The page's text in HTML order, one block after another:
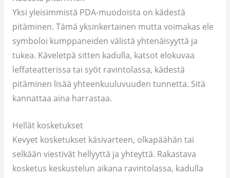
Yksi yleisimmistä PDA-muodoista on kädestä
pitäminen. Tämä yksinkertainen mutta voimakas ele
symboloi kumppaneiden välistä yhtenäisyyttä ja
tukea. Käveletpä sitten kadulla, katsot elokuvaa
leffateatterissa tai syöt ravintolassa, kädestä
pitäminen lisää yhteenkuuluvuuden tunnetta. Sitä
kannattaa aina harrastaa.
Hellät kosketukset
Kevyet kosketukset käsivarteen, olkapäähän tai
selkään viestivät hellyyttä ja yhteyttä. Rakastava
kosketus keskustelun aikana ravintolassa, kadulla